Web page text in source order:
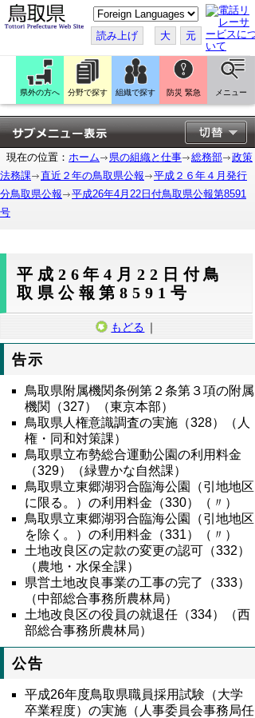
こ
の
ペ
ー
ジ
翻
訳
す
る
読み上げ 大 元
県外の方へ 分野で探す 組織で探す 防災 緊急 メニュー
現在の位置： ホーム 県の組織と仕事 総務部
政策
法務課
直近２年の鳥取県公報
平成２６年４月発行
分鳥取県公報
平成26年4月22日付鳥取県公報第8591
号
平成26年4月22日付鳥
取県公報第8591号
もどる ｜
告示
鳥取県附属機関条例第２条第３項の附属
機関（327）（東京本部）
鳥取県人権意識調査の実施（328）（人
権・同和対策課）
鳥取県立布勢総合運動公園の利用料金
（329）（緑豊かな自然課）
鳥取県立東郷湖羽合臨海公園（引地地区
に限る。）の利用料金（330）（〃）
鳥取県立東郷湖羽合臨海公園（引地地区
を除く。）の利用料金（331）（〃）
土地改良区の定款の変更の認可（332）
（農地・水保全課）
県営土地改良事業の工事の完了（333）
（中部総合事務所農林局）
土地改良区の役員の就退任（334）（西
部総合事務所農林局）
公告
平成26年度鳥取県職員採用試験（大学
卒業程度）の実施（人事委員会事務局任